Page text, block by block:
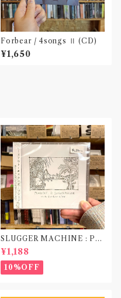
Forbear / 4songs Ⅱ (CD)
¥1,650
SLUGGER MACHINE : PE
ACE OUT! / we die if we d
o not do “DIG”(SPLIT CD)
〝横浜&札幌〟
¥1,188
10%OFF